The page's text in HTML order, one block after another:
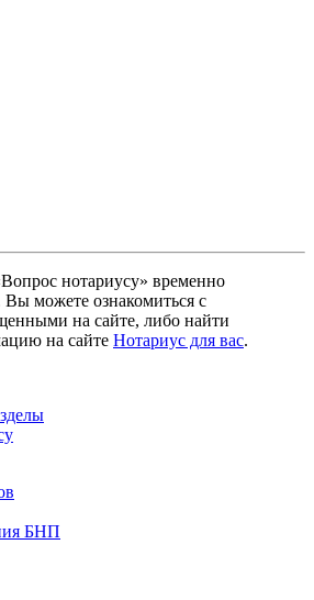
нотариусу» временно
Вы можете ознакомиться с
на сайте, либо найти
на сайте Нотариус для вас.
БНП